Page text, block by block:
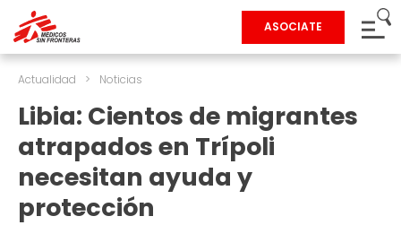
ASOCIATE
Actualidad > Noticias
Libia: Cientos de migrantes
atrapados en Trípoli
necesitan ayuda y
protección